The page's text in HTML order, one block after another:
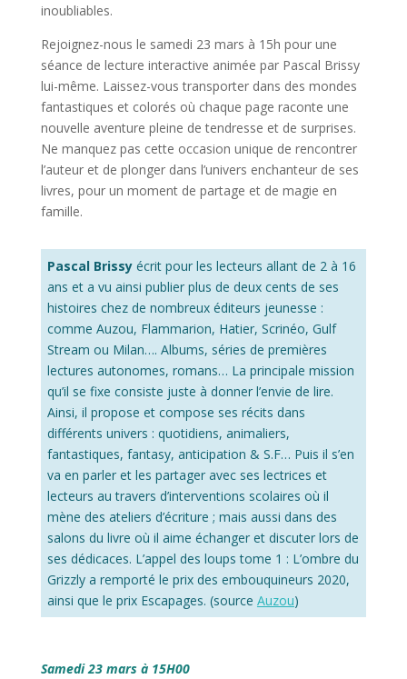
inoubliables.
Rejoignez-nous le samedi 23 mars à 15h pour une
séance de lecture interactive animée par Pascal Brissy
lui-même. Laissez-vous transporter dans des mondes
fantastiques et colorés où chaque page raconte une
nouvelle aventure pleine de tendresse et de surprises.
Ne manquez pas cette occasion unique de rencontrer
l’auteur et de plonger dans l’univers enchanteur de ses
livres, pour un moment de partage et de magie en
famille.
Pascal Brissyécrit pour les lecteurs allant de 2 à 16
ans et a vu ainsi publier plus de deux cents de ses
histoires chez de nombreux éditeurs jeunesse :
comme Auzou, Flammarion, Hatier, Scrinéo, Gulf
Stream ou Milan…. Albums, séries de premières
lectures autonomes, romans… La principale mission
qu’il se fixe consiste juste à donner l’envie de lire.
Ainsi, il propose et compose ses récits dans
différents univers : quotidiens, animaliers,
fantastiques, fantasy, anticipation & S.F… Puis il s’en
va en parler et les partager avec ses lectrices et
lecteurs au travers d’interventions scolaires où il
mène des ateliers d’écriture ; mais aussi dans des
salons du livre où il aime échanger et discuter lors de
ses dédicaces. L’appel des loups tome 1 : L’ombre du
Grizzly a remporté le prix des embouquineurs 2020,
ainsi que le prix Escapages. (source Auzou)
Samedi 23 mars à 15H00